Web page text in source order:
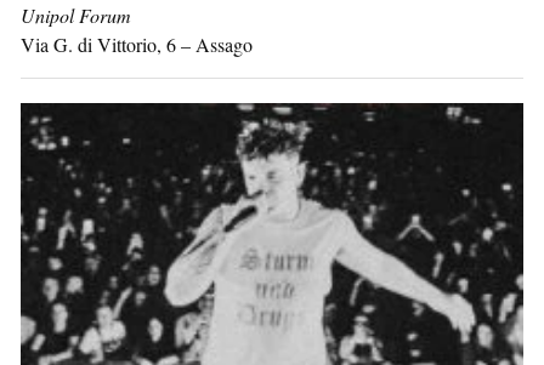
Unipol Forum
Via G. di Vittorio, 6– Assago